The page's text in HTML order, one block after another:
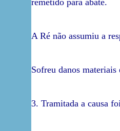
remetido para abate.
A Ré não assumiu a
Sofreu danos materiais
3. Tramitada a causa